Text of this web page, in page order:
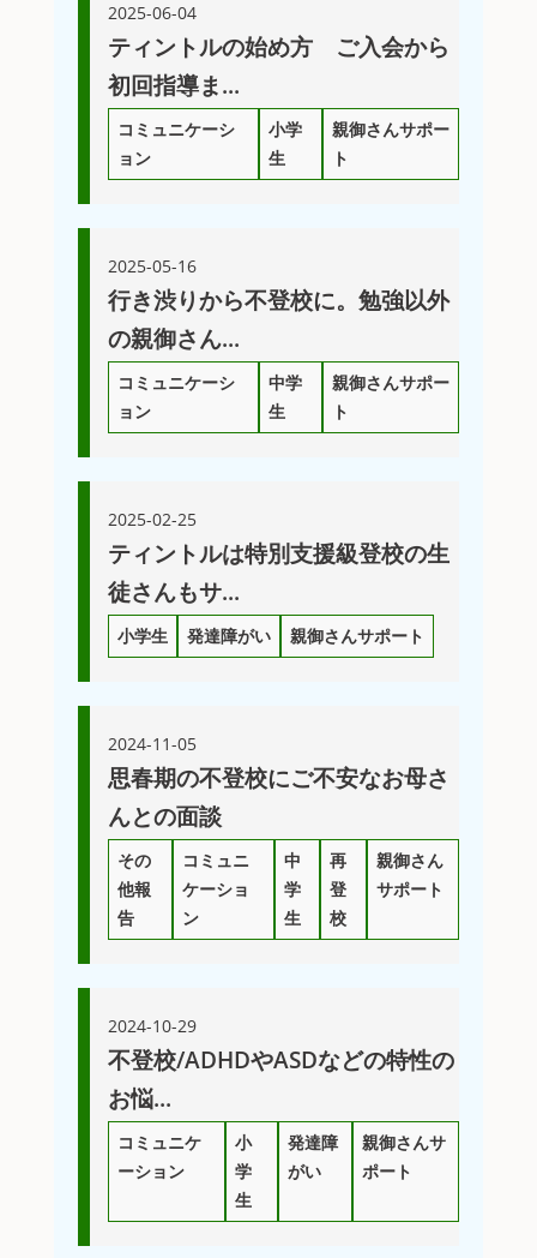
2025-06-04
ティントルの始め方 ご入会から
初回指導ま...
コミュニケーシ
ョン
小学
生
親御さんサポー
ト
2025-05-16
行き渋りから不登校に。勉強以外
の親御さん...
コミュニケーシ
ョン
中学
生
親御さんサポー
ト
2025-02-25
ティントルは特別支援級登校の生
徒さんもサ...
小学生 発達障がい 親御さんサポート
2024-11-05
思春期の不登校にご不安なお母さ
んとの面談
その
他報
告
コミュニ
ケーショ
ン
中
学
生
再
登
校
親御さん
サポート
2024-10-29
不登校/ADHDやASDなどの特性の
お悩...
コミュニケ
ーション
小
学
生
発達障
がい
親御さんサ
ポート